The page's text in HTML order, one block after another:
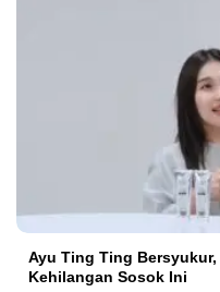
Ayu Ting Ting
Kehilangan Sosok Ini